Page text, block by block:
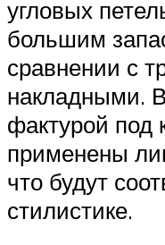
угловых
большим
сравнении с
накладными.
фактурой под
применены
что будут
стилистике.